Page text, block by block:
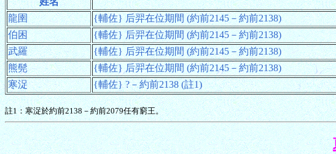
龍圉
{輔佐} 后羿在位期間 (約前2145－約前2138)
伯困
{輔佐} 后羿在位期間 (約前2145－約前2138)
武羅
{輔佐} 后羿在位期間 (約前2145－約前2138)
熊髡
{輔佐} 后羿在位期間 (約前2145－約前2138)
寒浞
{輔佐} ?－約前2138 (註1)
註1：寒浞於約前2138－約前2079任有窮王。